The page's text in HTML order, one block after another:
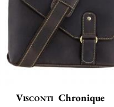
Visconti Chronique